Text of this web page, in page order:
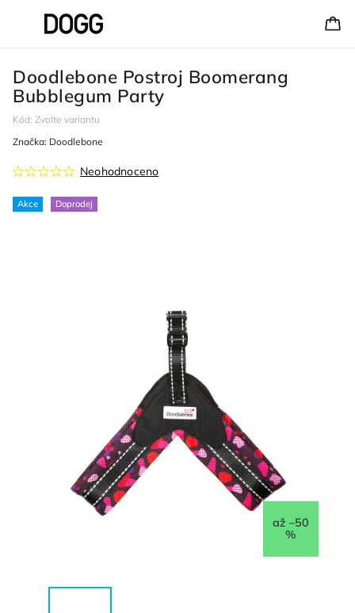
Doodlebone Postroj Boomerang
Bubblegum Party
Kód: Zvolte variantu
Akce Doprodej
Neohodnoceno
Značka: Doodlebone
až –50
%